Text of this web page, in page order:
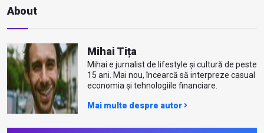
About
Mihai Tița
Mihai e jurnalist de lifestyle și cultură de peste
15 ani. Mai nou, încearcă să interpreze casual
economia și tehnologiile financiare.
Mai multe despre autor